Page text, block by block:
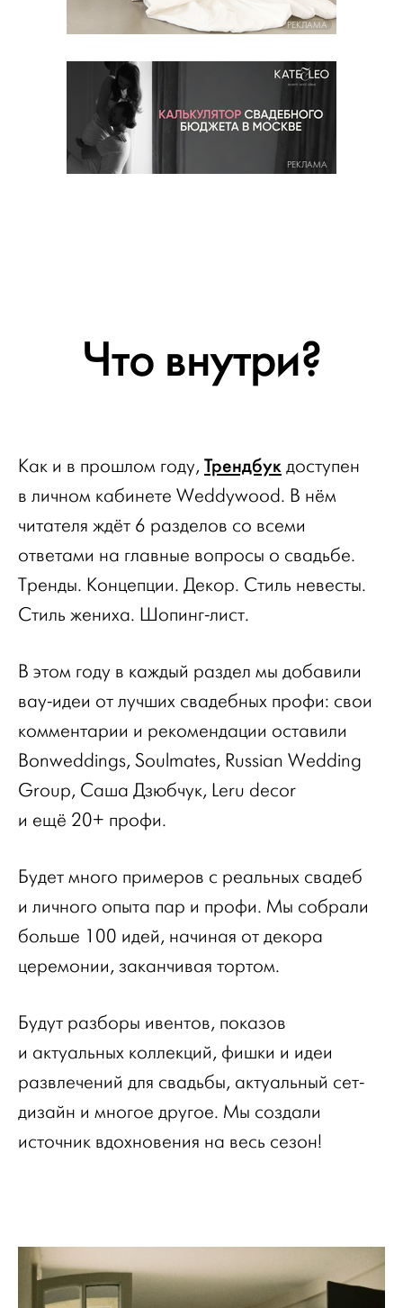
РЕКЛАМА
РЕКЛАМА
Что внутри?
Как и в прошлом году, Трендбук доступен
в личном кабинете Weddywood. В нём
читателя ждёт 6 разделов со всеми
ответами на главные вопросы о свадьбе.
Тренды. Концепции. Декор. Стиль невесты.
Стиль жениха. Шопинг-лист.
В этом году в каждый раздел мы добавили
вау-идеи от лучших свадебных профи: свои
комментарии и рекомендации оставили
Bonweddings, Soulmates, Russian Wedding
Group, Саша Дзюбчук, Leru decor
и ещё 20+ профи.
Будет много примеров с реальных свадеб
и личного опыта пар и профи. Мы собрали
больше 100 идей, начиная от декора
церемонии, заканчивая тортом.
Будут разборы ивентов, показов
и актуальных коллекций, фишки и идеи
развлечений для свадьбы, актуальный сет-
дизайн и многое другое. Мы создали
источник вдохновения на весь сезон!